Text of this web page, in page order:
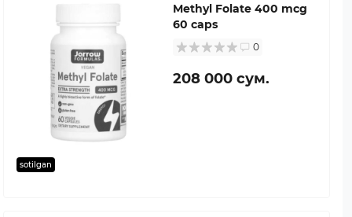
sotilgan
Methyl Folate 400 mcg
60 caps
0
208 000 сум.